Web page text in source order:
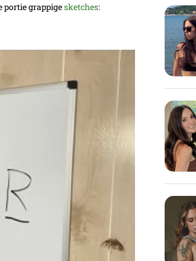
portie grappigesketches: